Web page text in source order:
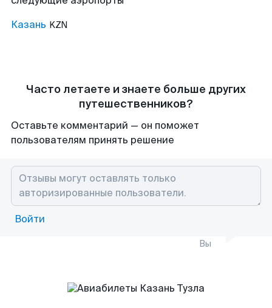
Казань KZN
Часто летаете и знаете больше других
путешественников?
Оставьте комментарий — он поможет
пользователям принять решение
Войти
Вы